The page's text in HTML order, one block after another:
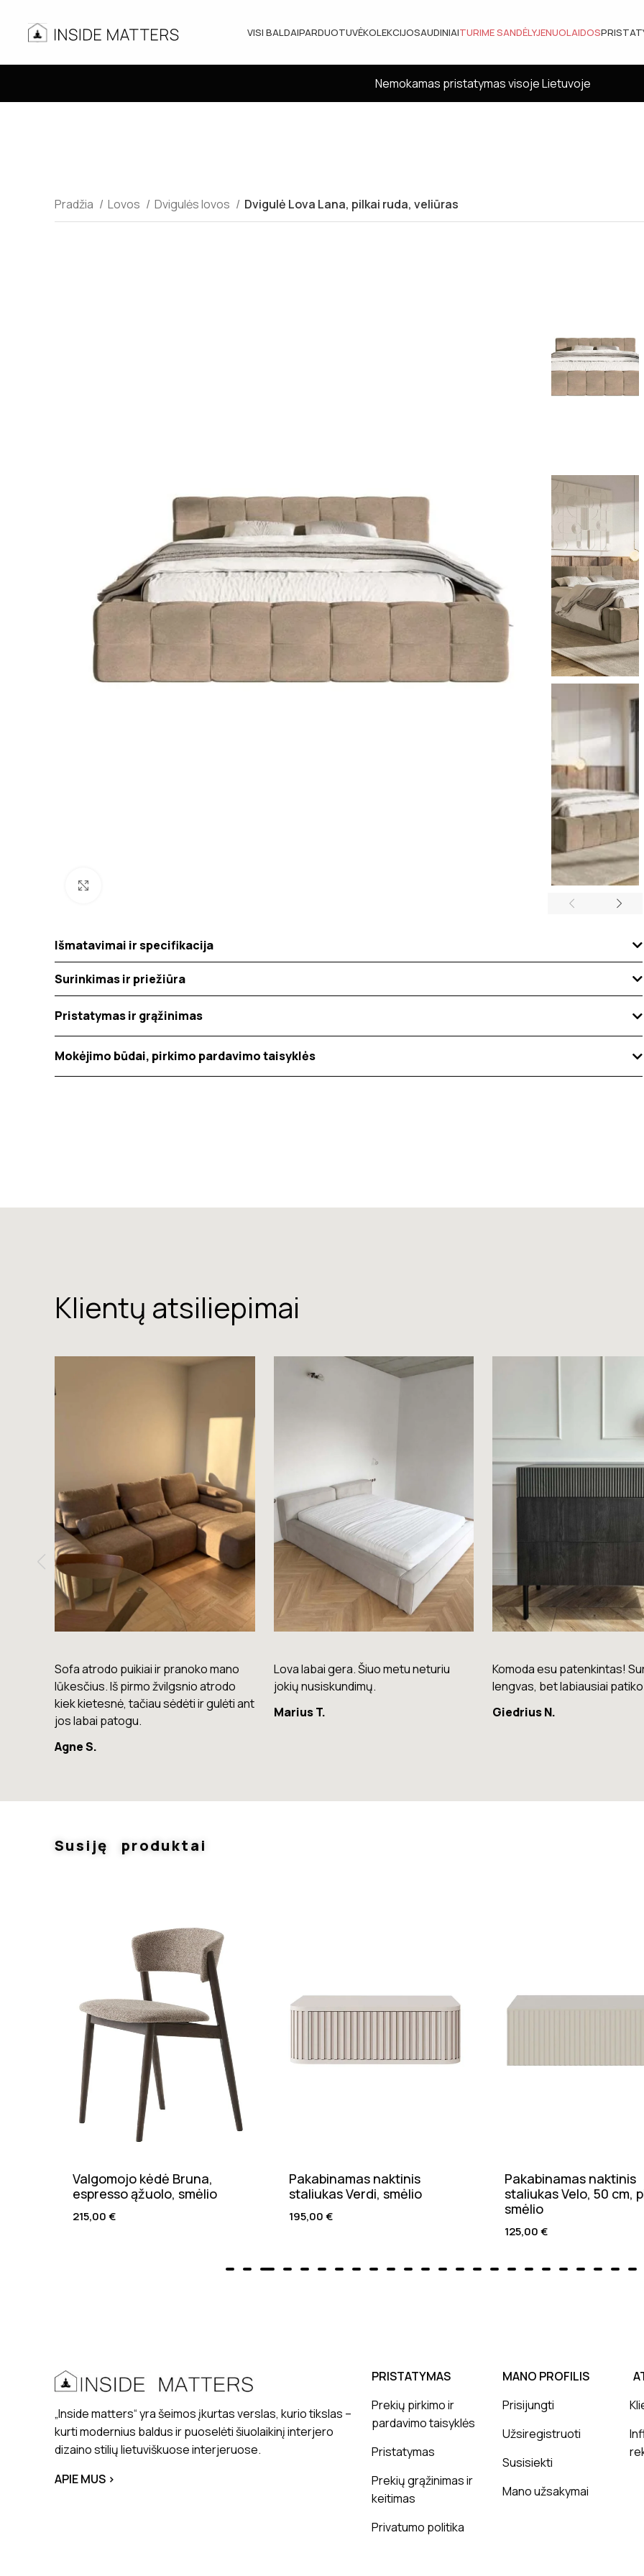
VISI BALDAIPARDUOTUVĖKOLEKCIJOSAUDINIAITURIME SANDĖLYJENUOLAIDOS
Nemokamas pristatymas visoje Lietuvoje
Pradžia Lovos Dvigulės lovos Dvigulė Lova Lana, pilkai ruda, veliūras
Išmatavimai ir specifikacija
Surinkimas ir priežiūra
Pristatymas ir grąžinimas
Mokėjimo būdai, pirkimo pardavimo taisyklės
Klientų atsiliepimai
Lova labai gera. Šiuo metu neturiu
jokių nusiskundimų.
Marius T.
Komoda esu patenkintas! Surinkimas
lengvas, bet labiausiai patiko spalva.
Giedrius N.
Puikios kokybės kėdės –
patogios ir stilingos.
Raminta G.
Susiję produktai
Valgomojo kėdė Bruna,
espresso ąžuolo, smėlio
215,00€
Pakabinamas naktinis
staliukas Verdi, smėlio
195,00€
Pakabinamas naktinis
staliukas Velo, 50 cm,
smėlio
125,00€
„Inside matters“ yra šeimos įkurtas verslas, kurio tikslas –
kurti modernius baldus ir puoselėti šiuolaikinį interjero
dizaino stilių lietuviškuose interjeruose.
APIE MUS >
PRISTATYMAS
Prekių pirkimo ir
pardavimo taisyklės
Pristatymas
Prekių grąžinimas ir
keitimas
Privatumo politika
MANO PROFILIS
Prisijungti
Užsiregistruoti
Susisiekti
Mano užsakymai